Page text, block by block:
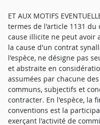
ET AUX MOTIFS
termes de l'article 1131
cause illicite ne peut avoir
la cause d'un contrat
l'espèce, ne désigne pas
et abstraite en
assumées par chacune
communs, subjectifs et
contracter. En l'espèce, la
conventions est la
exerçant l'activité de